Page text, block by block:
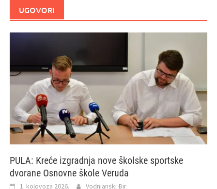
UGOVORI
PULA: Kreće izgradnja nove školske sportske
dvorane Osnovne škole Veruda
1. kolovoza 2026. Vodnjanski Đir